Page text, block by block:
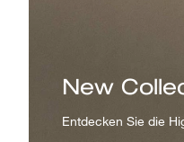
New
Entdecken Sie die